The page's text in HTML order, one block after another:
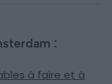
:
à faire et à